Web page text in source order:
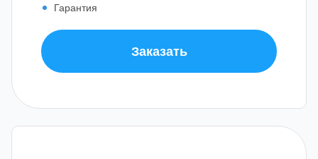
Гарантия
Заказать